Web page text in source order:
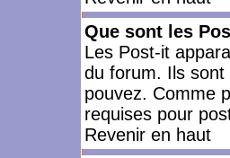
Que sont les
Les Post-it
du forum. Ils sont
pouvez. Comme
requises pour
Revenir en haut